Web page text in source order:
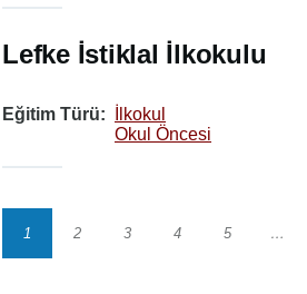
Lefke İstiklal İlkokulu
Eğitim Türü
İlkokul
Okul Öncesi
Sayfalama
Sayfa
1 Sayfa
2 Sayfa
3 Sayfa
4 Sayfa
5 …